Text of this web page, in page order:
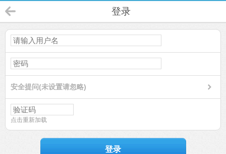
登录
安全提问(未设置请忽略)
点击重新加载
登录